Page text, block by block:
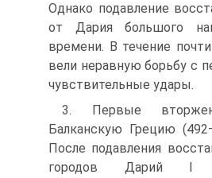
Однако подавление
от Дария большого
времени. B течение
вели неравную борьбу с
чувствительные удары.
3. Первые
Балканскую Грецию
После подавления
городов Дарий I